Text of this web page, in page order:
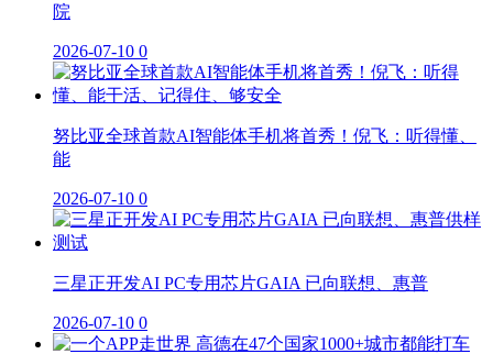
院
2026-07-10 0
努比亚全球首款AI智能体手机将首秀！倪飞：听得懂、
能
2026-07-10 0
三星正开发AI PC专用芯片GAIA 已向联想、惠普
2026-07-10 0